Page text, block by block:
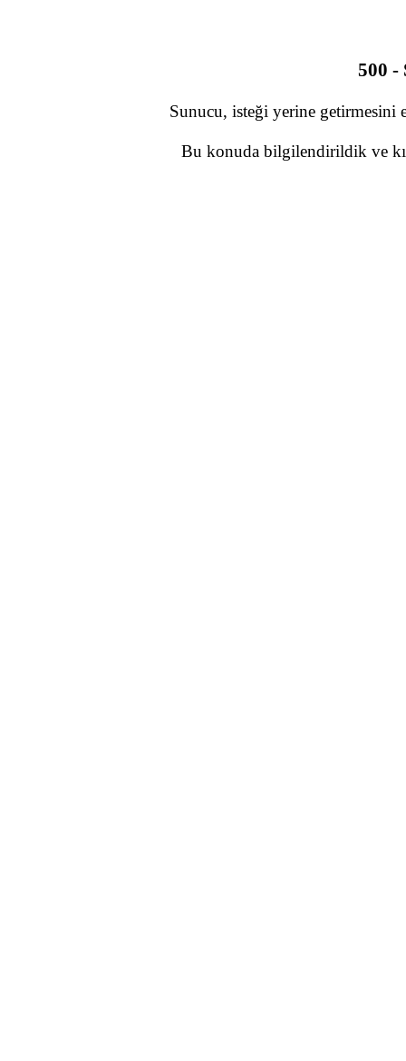
500 -
Sunucu, isteği yerine getirmesini
Bu konuda bilgilendirildik ve